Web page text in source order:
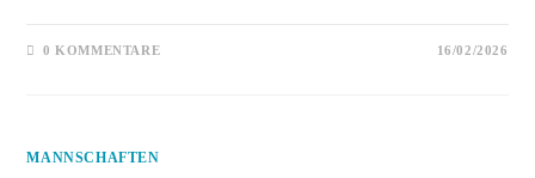
0 KOMMENTARE 16/02/2026
MANNSCHAFTEN